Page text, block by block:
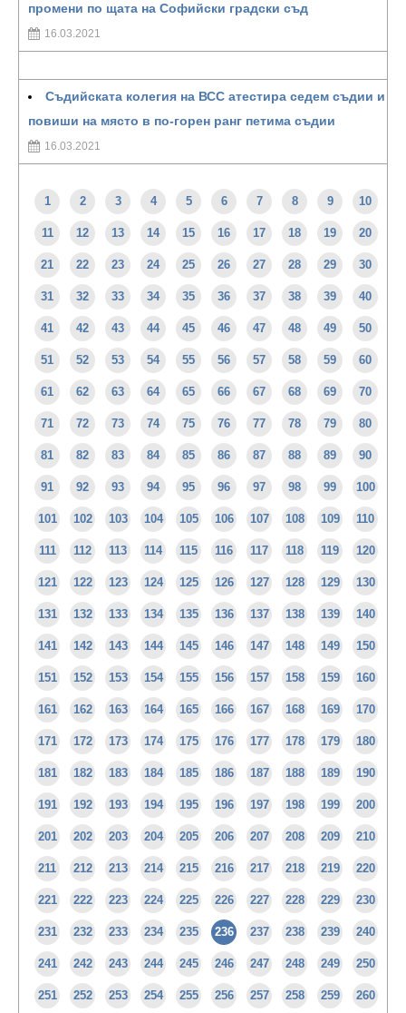
промени по щата на Софийски градски съд
16.03.2021
Съдийската колегия на ВСС атестира седем съдии и
повиши на място в по-горен ранг петима съдии
16.03.2021
1 2 3 4 5 6 7 8 9 10
11 12 13 14 15 16 17 18 19 20
21 22 23 24 25 26 27 28 29 30
31 32 33 34 35 36 37 38 39 40
41 42 43 44 45 46 47 48 49 50
51 52 53 54 55 56 57 58 59 60
61 62 63 64 65 66 67 68 69 70
71 72 73 74 75 76 77 78 79 80
81 82 83 84 85 86 87 88 89 90
91 92 93 94 95 96 97 98 99 100
101 102 103 104 105 106 107 108 109 110
111 112 113 114 115 116 117 118 119 120
121 122 123 124 125 126 127 128 129 130
131 132 133 134 135 136 137 138 139 140
141 142 143 144 145 146 147 148 149 150
151 152 153 154 155 156 157 158 159 160
161 162 163 164 165 166 167 168 169 170
171 172 173 174 175 176 177 178 179 180
181 182 183 184 185 186 187 188 189 190
191 192 193 194 195 196 197 198 199 200
201 202 203 204 205 206 207 208 209 210
211 212 213 214 215 216 217 218 219 220
221 222 223 224 225 226 227 228 229 230
231 232 233 234 235 236 237 238 239 240
241 242 243 244 245 246 247 248 249 250
251 252 253 254 255 256 257 258 259 260